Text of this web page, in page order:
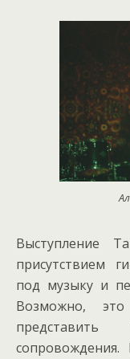
Выступление
присутствием
под музыку и
Возможно,
сопровождения.